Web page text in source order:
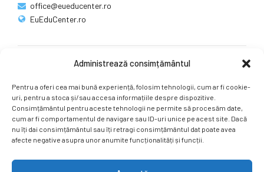
Administrează consimțământul
Pentru a oferi cea mai bună experiență, folosim tehnologii, cum ar fi cookie-
uri, pentru a stoca și/sau accesa informațiile despre dispozitive.
Consimțământul pentru aceste tehnologii ne permite să procesăm date,
cum ar fi comportamentul de navigare sau ID-uri unice pe acest site. Dacă
nu îți dai consimțământul sau îți retragi consimțământul dat poate avea
afecte negative asupra unor anumite funcționalități și funcții.
office@eueducenter.ro
EuEduCenter.ro
Ne puteți găsi și pe rețelele sociale.